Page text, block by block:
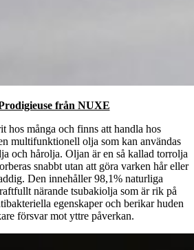
från NUXE
hos många och finns att handla hos
multifunktionell olja som kan användas
och hårolja. Oljan är en så kallad torrolja
snabbt utan att göra varken hår eller
Den innehåller 98,1% naturliga
närande tsubakiolja som är rik på
egenskaper och berikar huden
försvar mot yttre påverkan.